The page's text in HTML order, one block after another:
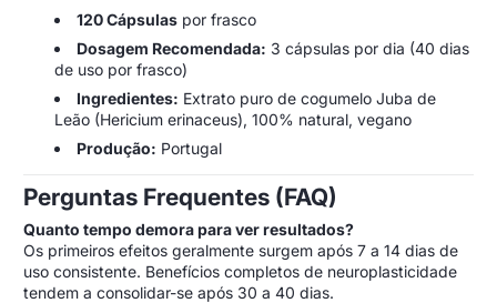
120 Cápsulas por frasco
Dosagem Recomendada: 3 cápsulas por dia (40 dias
de uso por frasco)
Ingredientes: Extrato puro de cogumelo Juba de
Leão (Hericium erinaceus), 100% natural, vegano
Produção: Portugal
Perguntas Frequentes (FAQ)
Quanto tempo demora para ver resultados?
Os primeiros efeitos geralmente surgem após 7 a 14 dias de
uso consistente. Benefícios completos de neuroplasticidade
tendem a consolidar-se após 30 a 40 dias.